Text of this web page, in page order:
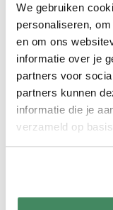
We gebruiken
personaliseren,
en om ons
informatie over je
partners voor
partners kunnen
informatie die je
verzameld op
De
De Bosuiltjes
Deppenbroek
Rijssen/
Kiddo
Roezemoes